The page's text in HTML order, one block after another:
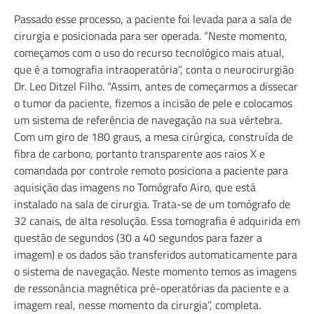
Passado esse processo, a paciente foi levada para a sala de
cirurgia e posicionada para ser operada. “Neste momento,
começamos com o uso do recurso tecnológico mais atual,
que é a tomografia intraoperatória”, conta o neurocirurgião
Dr. Leo Ditzel Filho. “Assim, antes de começarmos a dissecar
o tumor da paciente, fizemos a incisão de pele e colocamos
um sistema de referência de navegação na sua vértebra.
Com um giro de 180 graus, a mesa cirúrgica, construída de
fibra de carbono, portanto transparente aos raios X e
comandada por controle remoto posiciona a paciente para
aquisição das imagens no Tomógrafo Airo, que está
instalado na sala de cirurgia. Trata-se de um tomógrafo de
32 canais, de alta resolução. Essa tomografia é adquirida em
questão de segundos (30 a 40 segundos para fazer a
imagem) e os dados são transferidos automaticamente para
o sistema de navegação. Neste momento temos as imagens
de ressonância magnética pré-operatórias da paciente e a
imagem real, nesse momento da cirurgia”, completa.